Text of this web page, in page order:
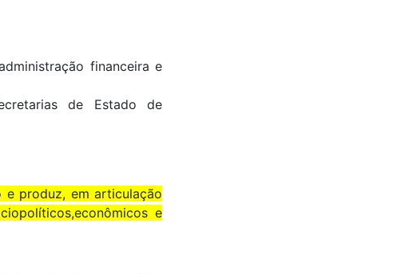
financeira e
de Estado de
produz, em articulação
e